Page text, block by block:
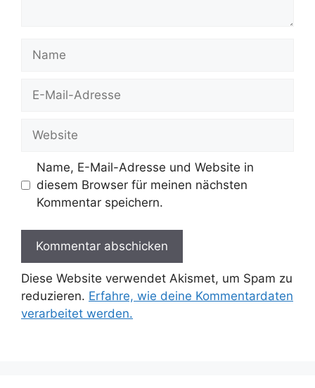
Name
Website
Name, E-Mail-Adresse und Website in
diesem Browser für meinen nächsten
Kommentar speichern.
Diese Website verwendet Akismet, um Spam zu
reduzieren. Erfahre, wie deine Kommentardaten
verarbeitet werden.